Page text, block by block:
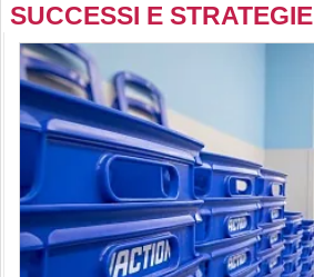
SUCCESSI E STRATEGIE